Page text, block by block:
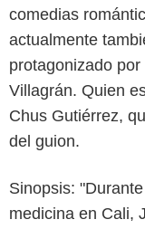
comedias
actualmente
protagonizado
Villagrán. Quien
Chus Gutiérrez,
del guion.
Sinopsis:
medicina en Cali,